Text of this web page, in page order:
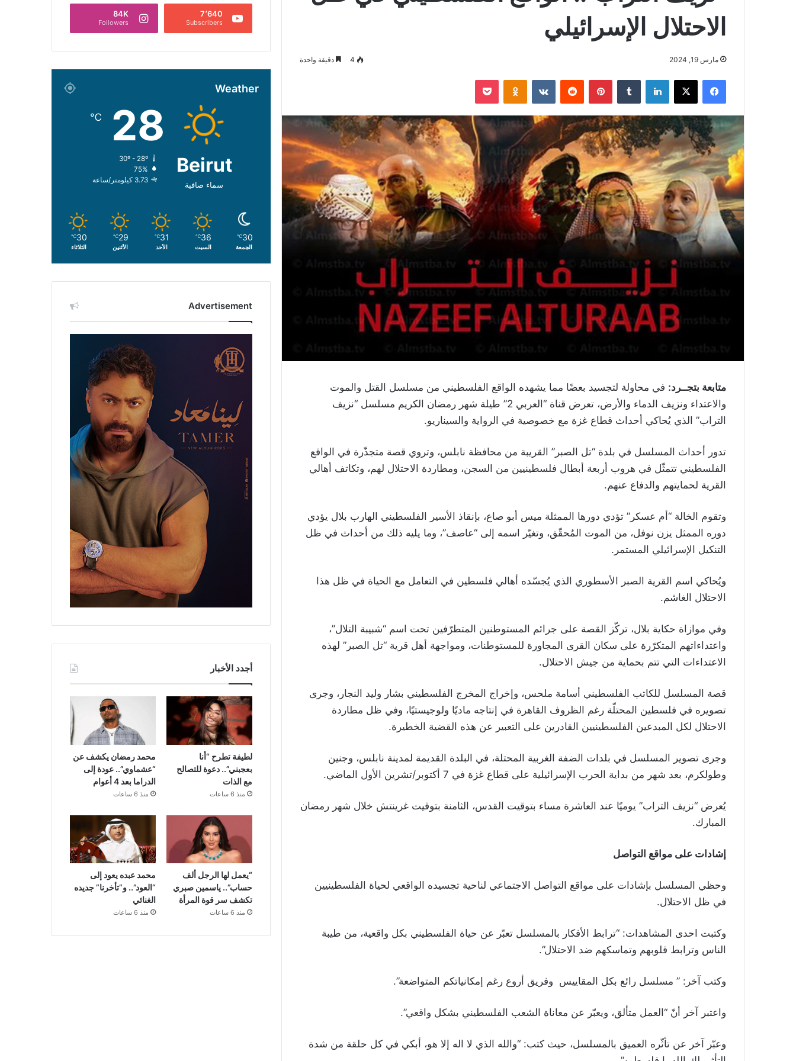
الاحتلال الإسرائيلي
مارس 19, 2024 4 دقيقة واحدة
فيسبوك ‫X لينكدإن بينتيريست Odnoklassniki
‫Pocket
متابعة بتجــرد: في محاولة لتجسيد بعضًا مما يشهده الواقع الفلسطيني من مسلسل القتل والموت
والاعتداء ونزيف الدماء والأرض، تعرض قناة “العربي 2” طيلة شهر رمضان الكريم مسلسل “نزيف
التراب” الذي يُحاكي أحداث قطاع غزة مع خصوصية في الرواية والسيناريو.
تدور أحداث المسلسل في بلدة “تل الصبر” القريبة من محافظة نابلس، وتروي قصة متجذّرة في الواقع
الفلسطيني تتمثّل في هروب أربعة أبطال فلسطينيين من السجن، ومطاردة الاحتلال لهم، وتكاتف أهالي
القرية لحمايتهم والدفاع عنهم.
وتقوم الخالة “أم عسكر” تؤدي دورها الممثلة ميس أبو صاع، بإنقاذ الأسير الفلسطيني الهارب بلال يؤدي
دوره الممثل يزن نوفل، من الموت المُحقّق، وتغيّر اسمه إلى “عاصف”، وما يليه ذلك من أحداث في ظل
التنكيل الإسرائيلي المستمر.
ويُحاكي اسم القرية الصبر الأسطوري الذي يُجسّده أهالي فلسطين في التعامل مع الحياة في ظل هذا
الاحتلال الغاشم.
وفي موازاة حكاية بلال، تركّز القصة على جرائم المستوطنين المتطرّفين تحت اسم “شبيبة التلال”،
واعتداءاتهم المتكرّرة على سكان القرى المجاورة للمستوطنات، ومواجهة أهل قرية “تل الصبر” لهذه
الاعتداءات التي تتم بحماية من جيش الاحتلال.
قصة المسلسل للكاتب الفلسطيني أسامة ملحس، وإخراج المخرج الفلسطيني بشار وليد النجار، وجرى
تصويره في فلسطين المحتلّة رغم الظروف القاهرة في إنتاجه ماديًا ولوجيستيًا، وفي ظل مطاردة
الاحتلال لكل المبدعين الفلسطينيين القادرين على التعبير عن هذه القضية الخطيرة.
وجرى تصوير المسلسل في بلدات الضفة الغربية المحتلة، في البلدة القديمة لمدينة نابلس، وجنين
وطولكرم، بعد شهر من بداية الحرب الإسرائيلية على قطاع غزة في 7 أكتوبر/تشرين الأول الماضي.
يُعرض “نزيف التراب” يوميًا عند العاشرة مساء بتوقيت القدس، الثامنة بتوقيت غرينتش خلال شهر رمضان
المبارك.
إشادات على مواقع التواصل
وحظي المسلسل بإشادات على مواقع التواصل الاجتماعي لناحية تجسيده الواقعي لحياة الفلسطينيين
في ظل الاحتلال.
وكتبت احدى المشاهدات: “ترابط الأفكار بالمسلسل تعبّر عن حياة الفلسطيني بكل واقعية، من طيبة
الناس وترابط قلوبهم وتماسكهم ضد الاحتلال”.
وكتب آخر: ” مسلسل رائع بكل المقاييس وفريق أروع رغم إمكانياتكم المتواضعة”.
واعتبر آخر أنّ “العمل متألق، ويعبّر عن معاناة الشعب الفلسطيني بشكل واقعي”.
وعبّر آخر عن تأثّره العميق بالمسلسل، حيث كتب: “والله الذي لا اله إلا هو، أبكي في كل حلقة من شدة
7٬640
Subscribers
84K
Followers
Weather
Beirut
سماء صافية
28
℃
30º - 28º
75%
3.73 كيلومتر/ساعة
30
℃
الجمعة
36
℃
السبت
31
℃
الأحد
29
℃
الأثنين
30
℃
الثلاثاء
Advertisement
أجدد الأخبار
لطيفة تطرح “أنا
بعجبني”.. دعوة للتصالح
مع الذات
منذ 6 ساعات
محمد رمضان يكشف عن
“عشماوي”.. عودة إلى
الدراما بعد 4 أعوام
منذ 6 ساعات
“يعمل لها الرجل ألف
حساب”.. ياسمين صبري
تكشف سر قوة المرأة
منذ 6 ساعات
محمد عبده يعود إلى
“العود”.. و”تأخرنا” جديده
الغنائي
منذ 6 ساعات